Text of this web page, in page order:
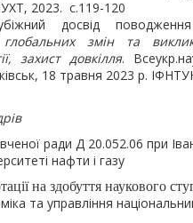
2023. с.119-120
досвід
змін та
захист довкілля.
18 травня 2023 р.
ради Д 20.052.06 при
нафти і газу
на здобуття наукового
та управління